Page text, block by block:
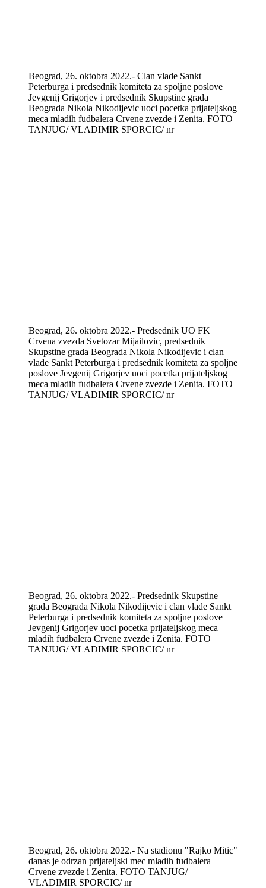
Beograd, 26. oktobra 2022.- Clan vlade Sankt
Peterburga i predsednik komiteta za spoljne poslove
Jevgenij Grigorjev i predsednik Skupstine grada
Beograda Nikola Nikodijevic uoci pocetka prijateljskog
meca mladih fudbalera Crvene zvezde i Zenita. FOTO
TANJUG/ VLADIMIR SPORCIC/ nr
Beograd, 26. oktobra 2022.- Predsednik UO FK
Crvena zvezda Svetozar Mijailovic, predsednik
Skupstine grada Beograda Nikola Nikodijevic i clan
vlade Sankt Peterburga i predsednik komiteta za spoljne
poslove Jevgenij Grigorjev uoci pocetka prijateljskog
meca mladih fudbalera Crvene zvezde i Zenita. FOTO
TANJUG/ VLADIMIR SPORCIC/ nr
Beograd, 26. oktobra 2022.- Predsednik Skupstine
grada Beograda Nikola Nikodijevic i clan vlade Sankt
Peterburga i predsednik komiteta za spoljne poslove
Jevgenij Grigorjev uoci pocetka prijateljskog meca
mladih fudbalera Crvene zvezde i Zenita. FOTO
TANJUG/ VLADIMIR SPORCIC/ nr
Beograd, 26. oktobra 2022.- Na stadionu "Rajko Mitic"
danas je odrzan prijateljski mec mladih fudbalera
Crvene zvezde i Zenita. FOTO TANJUG/
VLADIMIR SPORCIC/ nr